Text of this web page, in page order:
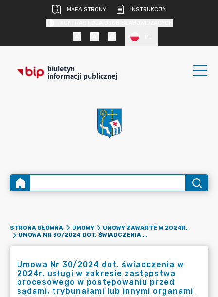
MAPA STRONY
INSTRUKCJA
biuletyn
informacji publicznej
STRONA GŁÓWNA UMOWY
UMOWY ZAWARTE W 2024R.
UMOWA NR 30/2024 DOT. ŚWIADCZENIA W 2024R. USŁUGI W ZAKRESIE ZASTĘPSTWA PROCESOWEGO W POSTĘPOWANIU PRZED SĄDAMI, TRYBUNAŁAMI LUB INNYMI ORGANAMI PUBLICZNYMI PAŃSTWA CZŁONKOWSKIEGO UNII EUROPEJSKIEJ ORAZ DORADZTWA PRAWNEGO W ZAKRESIE PRZYGOTOWANIA POSTĘPOWAŃ
Umowa Nr 30/2024 dot. świadczenia w
2024r. usługi w zakresie zastępstwa
procesowego w postępowaniu przed
sądami, trybunałami lub innymi organami